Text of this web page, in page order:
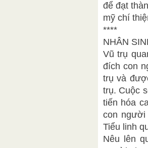
để đạt
mỹ chí
****
NHÂN
Vũ trụ
đích con
trụ và
trụ. Cuộc
tiến hóa
con người
Tiểu linh
Nêu lên